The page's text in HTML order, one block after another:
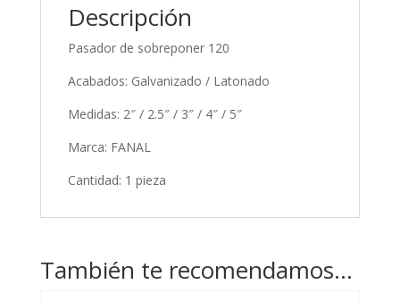
Descripción
Pasador de sobreponer 120
Acabados: Galvanizado / Latonado
Medidas: 2″ / 2.5″ / 3″ / 4″ / 5″
Marca: FANAL
Cantidad: 1 pieza
También te recomendamos…